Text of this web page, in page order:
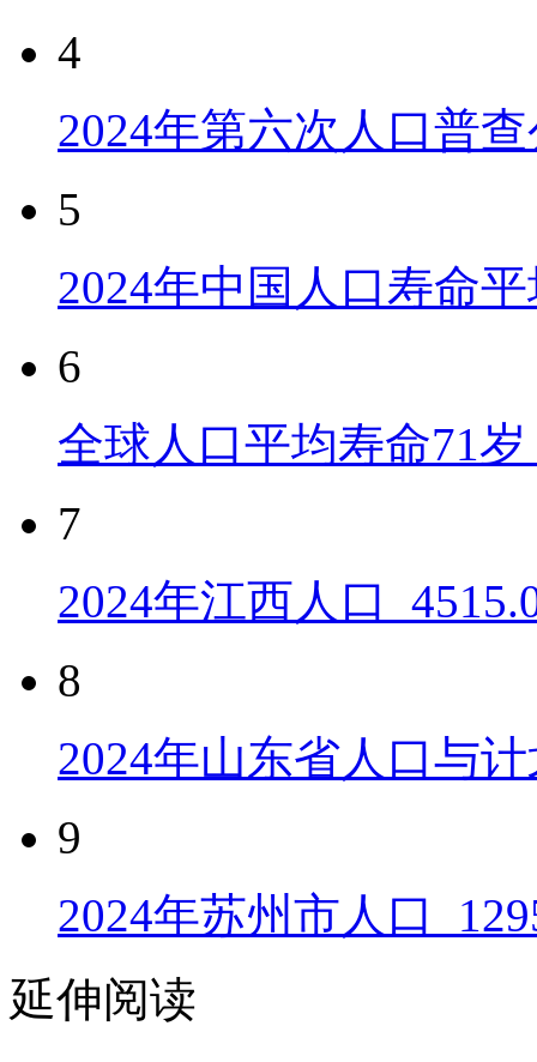
4
2024年第六次人口普
5
2024年中国人口寿命
6
全球人口平均寿命71
7
2024年江西人口
8
2024年山东省人口与
9
2024年苏州市人口
延伸阅读